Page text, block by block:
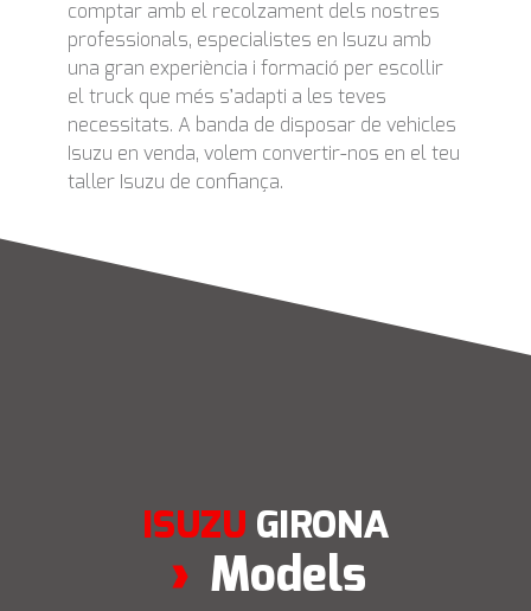
comptar amb el recolzament dels nostres
professionals, especialistes en Isuzu amb
una gran experiència i formació per escollir
el truck que més s’adapti a les teves
necessitats. A banda de disposar de vehicles
Isuzu en venda, volem convertir-nos en el teu
taller Isuzu de confiança.
ISUZU GIRONA
Models